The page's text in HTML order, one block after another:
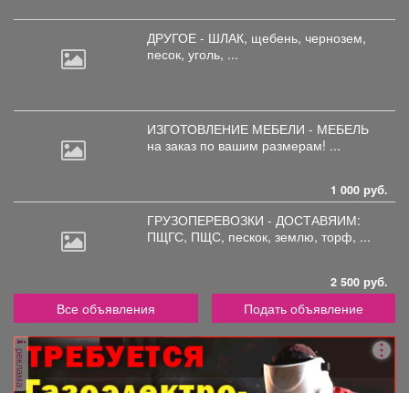
ДРУГОЕ - ШЛАК, щебень, чернозем,
песок, уголь, ...
ИЗГОТОВЛЕНИЕ МЕБЕЛИ - МЕБЕЛЬ
на заказ по вашим размерам! ...
1 000 руб.
ГРУЗОПЕРЕВОЗКИ - ДОСТАВЯИМ:
ПЩГС, ПЩС, пескок, землю, торф, ...
2 500 руб.
Все объявления Подать объявление
реклама